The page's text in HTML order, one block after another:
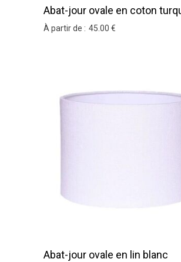
Abat-jour ovale en coton
À partir de : 45 .00 €
Abat-jour ovale en lin blanc